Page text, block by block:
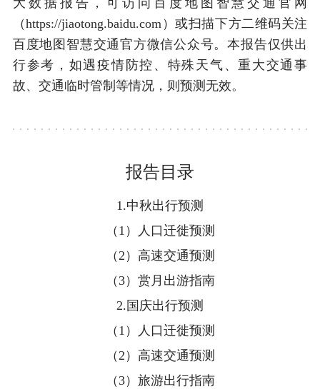
（https://jiaotong.baidu.com）或扫描下方二维码关注
百度地图智慧交通官方微信公众号。本报告仅供出
行参考，如遇疫情防控、特殊天气、重大交通事
故、交通临时管制等情况，则预测无效。
报告目录
1.中秋出行预测
（1）人口迁徙预测
（2）高速交通预测
（3）赏月出游指南
2.国庆出行预测
（1）人口迁徙预测
（2）高速交通预测
（3）旅游出行指南